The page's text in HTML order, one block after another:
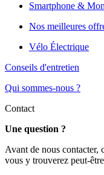
Smartphone &
Nos meilleures
Vélo Électrique
Conseils d'entretien
Qui sommes-nous ?
Contact
Une question ?
Avant de nous contacter,
vous y trouverez peut-